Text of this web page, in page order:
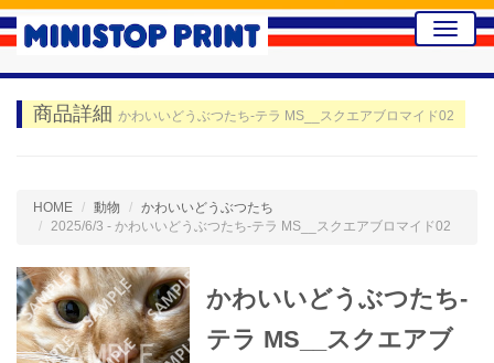
Toggle
商品詳細 かわいいどうぶつたち-テラ MS__スクエアブロマイド02
HOME 動物
かわいいどうぶつたち
2025/6/3 - かわいいどうぶつたち-テラ MS__スクエアブロマイド02
かわいいどうぶつたち-
テラ MS__スクエアブ